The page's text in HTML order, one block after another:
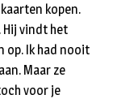
kopen.
Hij vindt het
op. Ik had nooit
Maar ze
voor je